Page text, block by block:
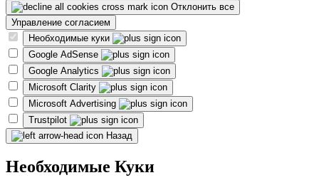
Отклонить все
Управление согласием
Необходимые куки
Google AdSense
Google Analytics
Microsoft Clarity
Microsoft Advertising
Trustpilot
Назад
Необходимые Куки